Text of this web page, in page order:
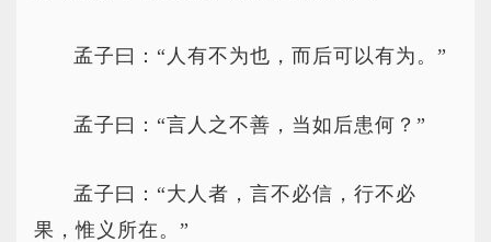
孟子曰：“人有不为也，而后可以有为。”
孟子曰：“言人之不善，当如后患何？”
孟子曰：“大人者，言不必信，行不必
果，惟义所在。”